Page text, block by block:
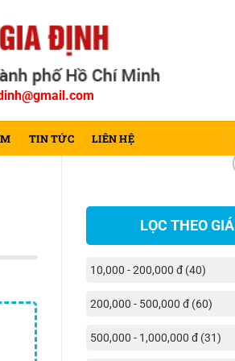
TIN TỨC LIÊN HỆ
LỌC THEO GIÁ
10,000 - 200,000 đ (40)
200,000 - 500,000 đ (60)
500,000 - 1,000,000 đ (31)